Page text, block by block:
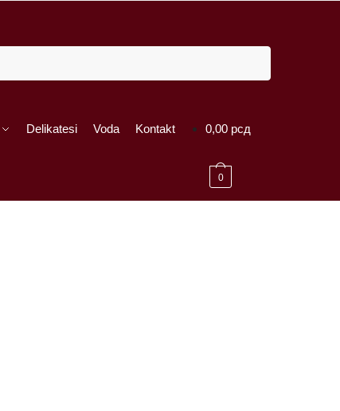
Delikatesi Voda Kontakt 0,00 рсд
0